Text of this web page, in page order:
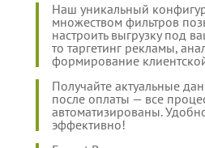
Наш уникальный
множеством фильтров
настроить выгрузку под
то таргетинг рекламы,
формирование
Получайте актуальные
после оплаты — все
автоматизированы.
эффективно!